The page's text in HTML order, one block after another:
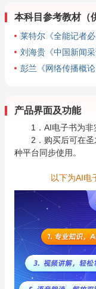
本科目参考教材（
莱特尔《全能记者
刘海贵《中国新闻采
彭兰《网络传播概论
产品界面及功能
1．AI电子书为非
2．购买后可在
种平台同步使用。
以下为AI电